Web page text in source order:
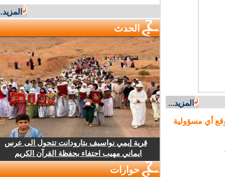
المزيد...
أي مسؤولية
المزيد...
الحدث
قرية إيمي نواسيف بتارودانت تتحول الى عرس
ايماني مهيب احتفاء بحفظة القرآن الكريم
حوارات